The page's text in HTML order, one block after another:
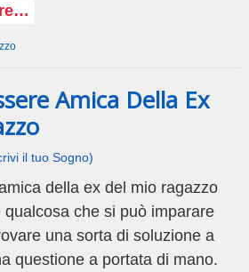
Amica Della Ex
il tuo Sogno)
della ex del mio ragazzo
qualcosa che si può imparare
una sorta di soluzione a
questione a portata di mano.